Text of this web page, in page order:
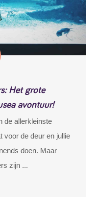
Het grote
avontuur!
de allerkleinste
voor de deur en jullie
doen. Maar
zijn ...